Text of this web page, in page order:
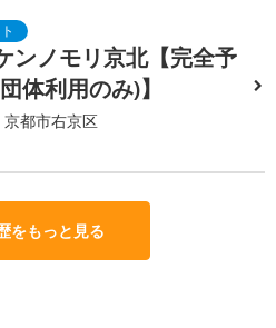
ンノモリ京北【完全予
体利用のみ)】
京都市右京区
をもっと見る